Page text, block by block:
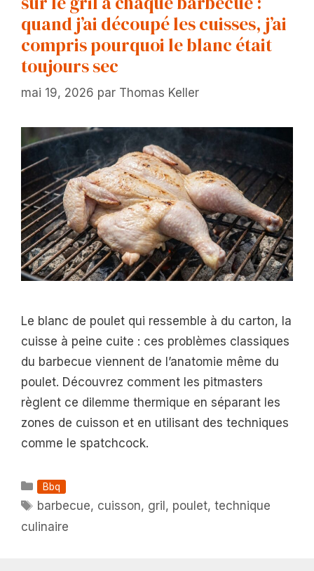
quand j’ai découpé les cuisses, j’ai
compris pourquoi le blanc était
toujours sec
mai 19, 2026 par Thomas Keller
Le blanc de poulet qui ressemble à du carton, la
cuisse à peine cuite : ces problèmes classiques
du barbecue viennent de l’anatomie même du
poulet. Découvrez comment les pitmasters
règlent ce dilemme thermique en séparant les
zones de cuisson et en utilisant des techniques
comme le spatchcock.
Catégories
Bbq
Étiquettes
barbecue, cuisson, gril, poulet,technique
culinaire